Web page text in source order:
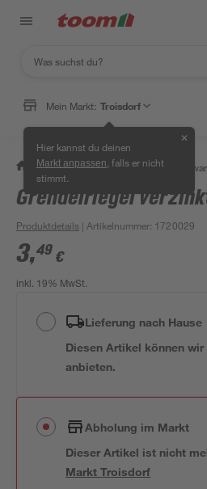
Mein Markt: Troisdorf
Hier kannst du deinen
Markt anpassen , falls er nicht
stimmt.
✕
/ Werkstatt & Maschinen /
Grendelriegel
Produktdetails | Artikelnummer: 1720029
3,49 €
inkl. 19% MwSt.
Lieferung nach Hause
Diesen Artikel können
anbieten.
Abholung im Markt
Dieser Artikel ist nicht
MarktTroisdorf